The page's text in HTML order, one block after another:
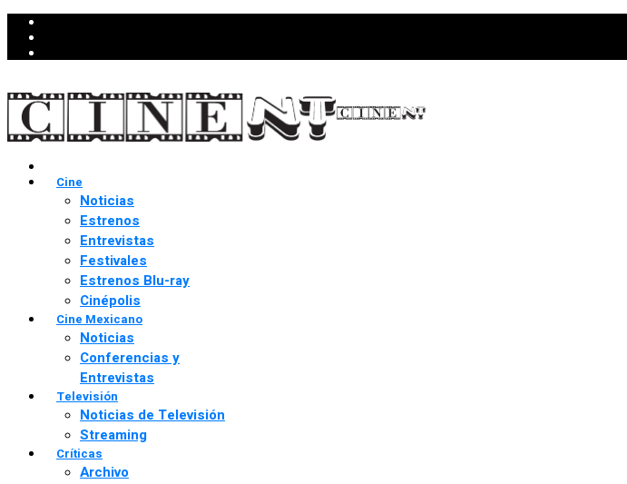
Cine
Noticias
Estrenos
Entrevistas
Festivales
Estrenos Blu-ray
Cinépolis
Cine Mexicano
Noticias
Conferencias y
Entrevistas
Televisión
Noticias de Televisión
Streaming
Críticas
Archivo